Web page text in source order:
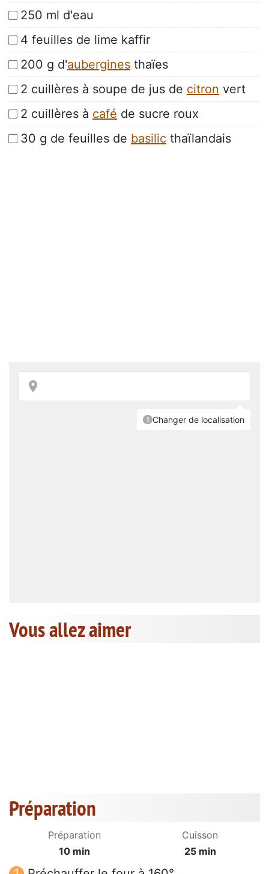
250 ml d'eau
4 feuilles de lime kaffir
200 g d'aubergines thaïes
2 cuillères à soupe de jus de citron vert
2 cuillères à café de sucre roux
30 g de feuilles de basilic thaïlandais
Vous allez aimer
Préparation
Préparation
10 min
Cuisson
25 min